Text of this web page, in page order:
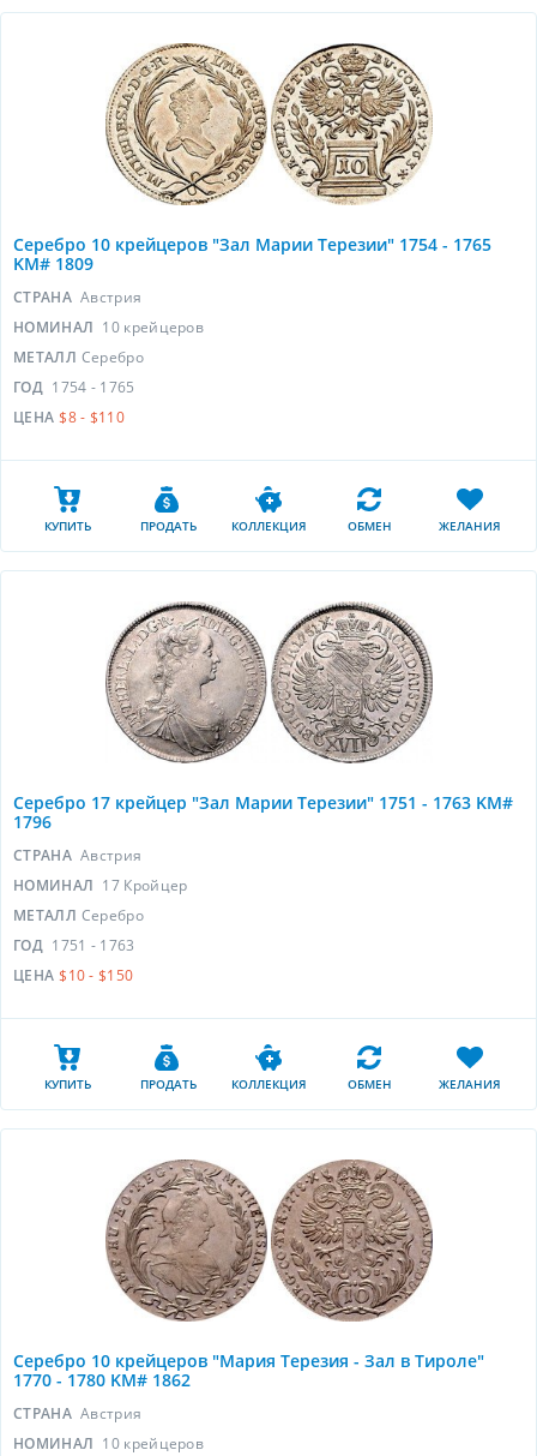
Серебро 10 крейцеров "Зал Марии Терезии" 1754 - 1765
KM# 1809
СТРАНА Австрия
НОМИНАЛ 10 крейцеров
МЕТАЛЛ Серебро
ГОД 1754 - 1765
ЦЕНА $8 - $110
КУПИТЬ ПРОДАТЬ КОЛЛЕКЦИЯ ОБМЕН ЖЕЛАНИЯ
Серебро 17 крейцер "Зал Марии Терезии" 1751 - 1763 KM#
1796
СТРАНА Австрия
НОМИНАЛ 17 Кройцер
МЕТАЛЛ Серебро
ГОД 1751 - 1763
ЦЕНА $10 - $150
КУПИТЬ ПРОДАТЬ КОЛЛЕКЦИЯ ОБМЕН ЖЕЛАНИЯ
Серебро 10 крейцеров "Мария Терезия - Зал в Тироле"
1770 - 1780 KM# 1862
СТРАНА Австрия
НОМИНАЛ 10 крейцеров